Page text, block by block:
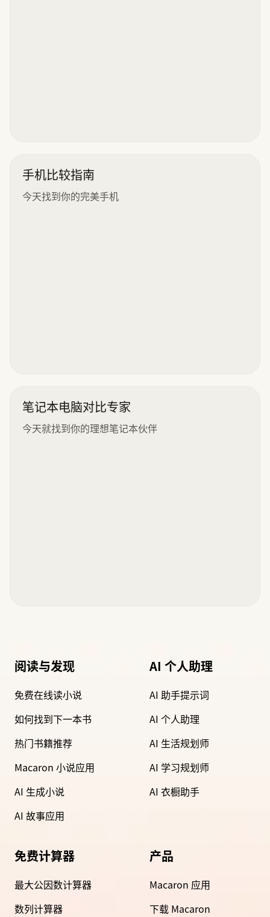
手机比较指南
今天找到你的完美手机
笔记本电脑对比专家
今天就找到你的理想笔记本伙伴
阅读与发现
免费在线读小说
如何找到下一本书
热门书籍推荐
Macaron 小说应用
AI 生成小说
AI 故事应用
AI 个人助理
AI 助手提示词
AI 个人助理
AI 生活规划师
AI 学习规划师
AI 衣橱助手
免费计算器
最大公因数计算器
数列计算器
产品
Macaron 应用
下载 Macaron